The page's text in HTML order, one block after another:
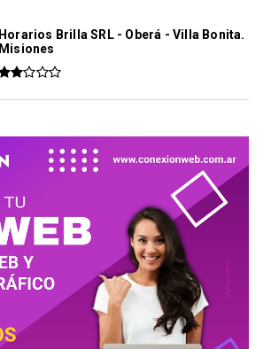
Horarios Brilla SRL - Oberá - Villa Bonita.
Misiones